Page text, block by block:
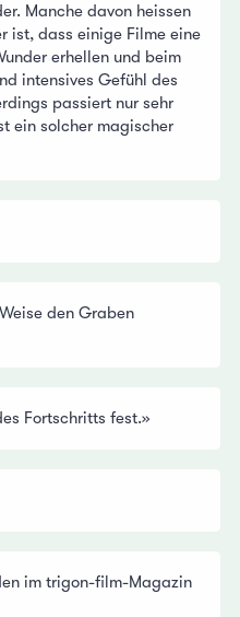
Manche davon heissen
ist, dass einige Filme eine
erhellen und beim
intensives Gefühl des
passiert nur sehr
ein solcher magischer
den Graben
Fortschritts fest.»
im trigon-film-Magazin